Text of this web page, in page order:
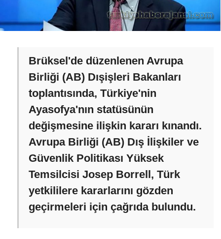
Brüksel'de düzenlenen Avrupa
Birliği (AB) Dışişleri Bakanları
toplantısında, Türkiye'nin
Ayasofya'nın statüsünün
değişmesine ilişkin kararı kınandı.
Avrupa Birliği (AB) Dış İlişkiler ve
Güvenlik Politikası Yüksek
Temsilcisi Josep Borrell, Türk
yetkililere kararlarını gözden
geçirmeleri için çağrıda bulundu.